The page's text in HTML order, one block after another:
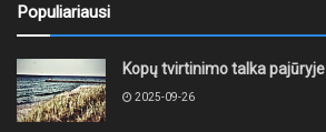
Populiariausi
Kopų tvirtinimo talka pajūryje
2025-09-26